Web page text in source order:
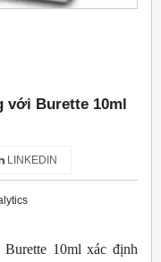
với Burette 10ml
LINKEDIN
10ml xác định